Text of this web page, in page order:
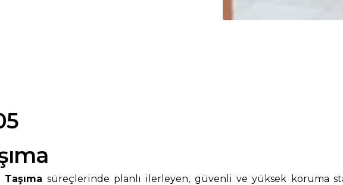
süreçlerinde planlı ilerleyen, güvenli ve yüksek koruma